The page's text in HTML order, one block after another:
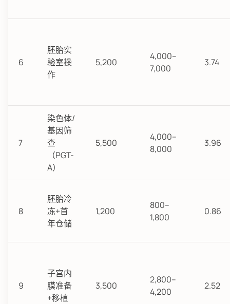
6
胚胎实
验室操
作
5,200
4,000–
7,000
3.74
7
染色体/
基因筛
查
（PGT-
A）
5,500
4,000–
8,000
3.96
8
胚胎冷
冻+首
年仓储
1,200
800–
1,800
0.86
9
子宫内
膜准备
+移植
3,500
2,800–
4,200
2.52